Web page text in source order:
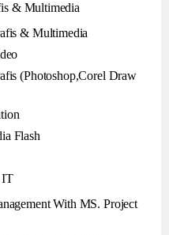
& Multimedia
& Multimedia
(Photoshop,Corel Draw
Flash
IT
With MS. Project